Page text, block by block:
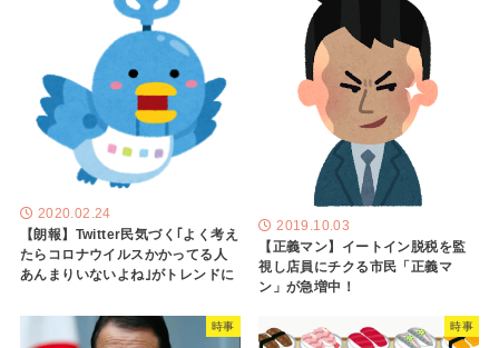
2020.02.24
【朗報】Twitter民気づく｢よく考え
たらコロナウイルスかかってる人
あんまりいないよね｣がトレンドに
2019.10.03
【正義マン】イートイン脱税を監
視し店員にチクる市民「正義マ
ン」が急増中！
時事 時事